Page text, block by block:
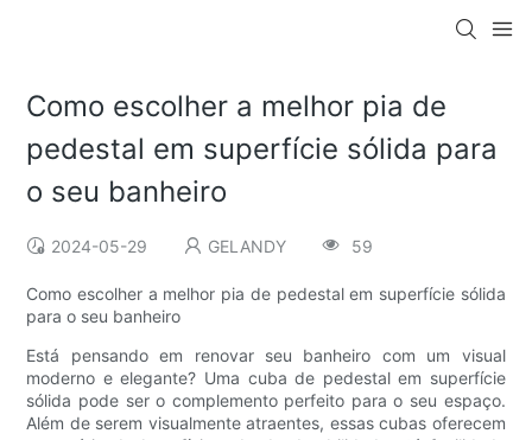
Como escolher a melhor pia de
pedestal em superfície sólida para
o seu banheiro
2024-05-29 GELANDY 59
Como escolher a melhor pia de pedestal em superfície sólida
para o seu banheiro
Está pensando em renovar seu banheiro com um visual
moderno e elegante? Uma cuba de pedestal em superfície
sólida pode ser o complemento perfeito para o seu espaço.
Além de serem visualmente atraentes, essas cubas oferecem